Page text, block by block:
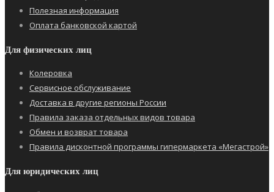
Полезная информация
Оплата банковской картой
Для физических лиц
Колеровка
Сервисное обслуживание
Доставка в другие регионы России
Правила заказа отдельных видов товара
Обмен и возврат товара
Правила дисконтной программы гипермаркета «Мегастрой»
Для юридических лиц